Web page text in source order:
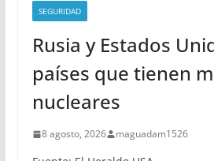
SEGURIDAD
Rusia y Estados
países que tienen
nucleares
8 agosto, 2026 maguadam1526